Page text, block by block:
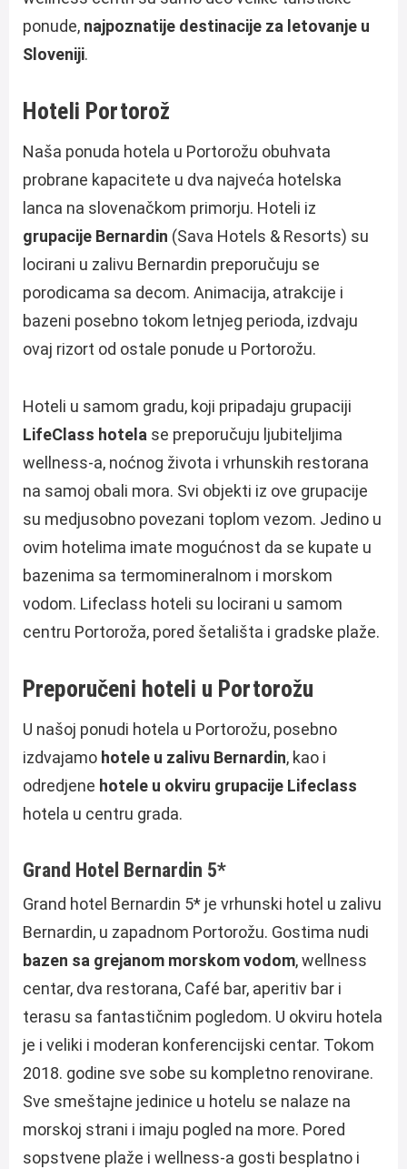
ponude, najpoznatije destinacije za letovanje u
Sloveniji.
Hoteli Portorož
Naša ponuda hotela u Portorožu obuhvata
probrane kapacitete u dva najveća hotelska
lanca na slovenačkom primorju. Hoteli iz
grupacije Bernardin (Sava Hotels & Resorts) su
locirani u zalivu Bernardin preporučuju se
porodicama sa decom. Animacija, atrakcije i
bazeni posebno tokom letnjeg perioda, izdvaju
ovaj rizort od ostale ponude u Portorožu.
Hoteli u samom gradu, koji pripadaju grupaciji
LifeClass hotela se preporučuju ljubiteljima
wellness-a, noćnog života i vrhunskih restorana
na samoj obali mora. Svi objekti iz ove grupacije
su medjusobno povezani toplom vezom. Jedino u
ovim hotelima imate mogućnost da se kupate u
bazenima sa termomineralnom i morskom
vodom. Lifeclass hoteli su locirani u samom
centru Portoroža, pored šetališta i gradske plaže.
Preporučeni hoteli u Portorožu
U našoj ponudi hotela u Portorožu, posebno
izdvajamo hotele u zalivu Bernardin, kao i
odredjene hotele u okviru grupacije Lifeclass
hotela u centru grada.
Grand Hotel Bernardin 5*
Grand hotel Bernardin 5* je vrhunski hotel u zalivu
Bernardin, u zapadnom Portorožu. Gostima nudi
bazen sa grejanom morskom vodom, wellness
centar, dva restorana, Café bar, aperitiv bar i
terasu sa fantastičnim pogledom. U okviru hotela
je i veliki i moderan konferencijski centar. Tokom
2018. godine sve sobe su kompletno renovirane.
Sve smeštajne jedinice u hotelu se nalaze na
morskoj strani i imaju pogled na more. Pored
sopstvene plaže i wellness-a gosti besplatno i